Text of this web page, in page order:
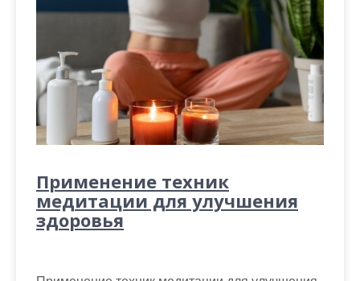
Применение техник
медитации для улучшения
здоровья